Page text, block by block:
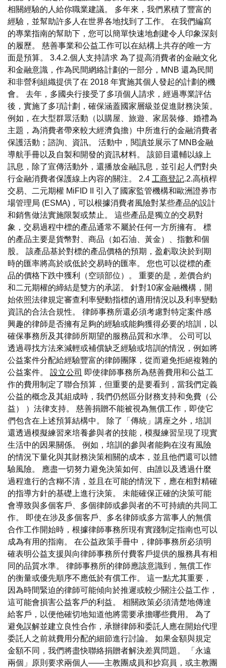
相關經驗的人給你職業建議。 多年來，我們累積了豐富的
經驗，並幫助許多人在世界各地找到了工作。 在我們編寫
的專業指南的幫助下，您可以簡單快速地創建令人印象深刻
的履歷。 慈善事業和公益工作可以在結構上共存的唯一方
面是預算。 3.4.2.個人支持請求 為了提高消費者的金融文化
和金融意識，作為民間網絡計劃的一部分，MNB 還為民間
和非營利組織提供了在 2018 年實施其個人發起的計劃的機
會。 去年，多國央行接受了多項個人請求，經過專業評估
後，實施了多項計劃，確保涵蓋國家層級並促進財務決策。
例如，在大型群眾活動（以購屋、旅遊、家居裝修、婚禮為
主題，為消費者帶來較大經濟負擔）中所進行的金融消費者
保護活動；諮詢、資訊。 活動中，閱讀並展示了MNB金融
導航手冊以及自製和開發的資訊材料。 該節目還輔以線上
訊息，除了宣傳活動外，還播放金融訊息，並引起人們對央
行金融消費者保護線上內容的關注。 2.4 工商登記.2.高槓桿
交易、二元期權 MiFID II 引入了國家監管機構和歐洲證券市
場管理局 (ESMA)，可以根據消費者風險對某些產品的設計
和銷售做法實施限製或禁止。 這些產品是獨立的交易對
象，交易過程中標的產品通常不屬於任何一方所擁有。 標
的產品主要是貨幣對、商品（如石油、黃金）、指數和個
股。 該產品基於對標的產品價格的預期，盈虧取決於到期
時的匯率將高於或低於交易時的匯率。 您也可以從標的產
品的價格下跌中獲利（空頭部位）。 重要的是，差價合約
和二元期權的締結是雙方的承諾。 針對10家金融機構，開
始依照法律規定審查利率變動指標的適用情況以及利率變動
資訊的合法合規性。 律師事務所還必須考慮對特定案件感
興趣的律師是否擁有足夠的經驗或能夠獲得必要的培訓，以
確保事務所及其律師所期望的服務品質和水準。 公司可以
透過尋找方法來減輕或補償缺乏經驗或培訓的情況，例如將
公益案件分配給經驗豐富的律師團隊，從而避免拒絕複雜的
公益案件。 設立公司 即使律師事務所為慈善費用和公益工
作的費用制定了聯合預算，但重要的是要看到，當我們定義
公益的概念及其組成時，我們仍然區分財務支持和免費（公
益） ）法律支持。 慈善捐贈不能被視為無償工作，即使它
們包含在上述預算結構中。 除了「傳統」講座之外，培訓
還透過模擬練習來培養參與者的技能，模擬練習呈現了現實
生活中的因果關係。 例如，培訓的參與者能夠在沒有風險
的情況下量化與其財務決策相關的成本，並且他們還可以體
驗風險。 應盡一切努力避免決策如何、由誰以及透過什麼
過程進行的含糊不清，並且在可能的情況下，應在相對精確
的指導方針的基礎上進行決策。 未能確保正確的決策可能
會導致與多個客戶、多個律師或參與者的不可持續的共同工
作。 即使在涉及多個客戶、多名律師或多方當事人的無償
合作工作開始時，根據律師事務所現有實踐制定指南也可以
成為有用的指南。 在公益政策手冊中，律師事務所必須明
確表明公益支援與向律師事務所付費客戶提供的服務具有相
同的品質水準。 律師事務所的律師應該意識到，無償工作
的衡量或優先順序不應低於有償工作。 這一點尤其重要，
因為時間緊迫的律師可能傾向於推遲或較少關注公益工作，
這可能會損害公益客戶的利益。 相關政策必須清楚地傳達
給客戶，以便他確切地知道他將需要承擔哪些費用。 為了
避免誤解並建立良性合作，承辦律師和委託人應在開始代理
委託人之前就費用分配的細節進行討論。 如果金額與規定
金額不同，我們將盡快聯絡捐贈者解決差異問題。 「永遠
兩個」原則要求兩個人——主教團成員和抄寫員，或主教團